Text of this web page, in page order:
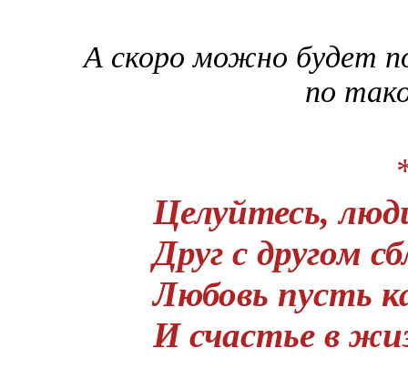
А скоро можно будет
по
Целуйтесь,
Друг с другом
Любовь пусть
И счастье в